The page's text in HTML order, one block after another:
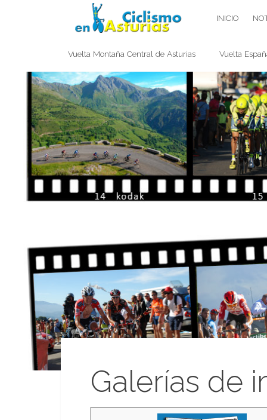
CICLISMO EN ASTURIAS INICIO
Vuelta Montaña Central de Asturias Vuelta
Galerías de